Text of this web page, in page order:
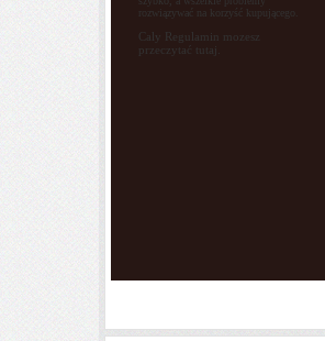
rozwiązywać na korzyść kupującego.
Caly Regulamin mozesz
przeczytać tutaj.